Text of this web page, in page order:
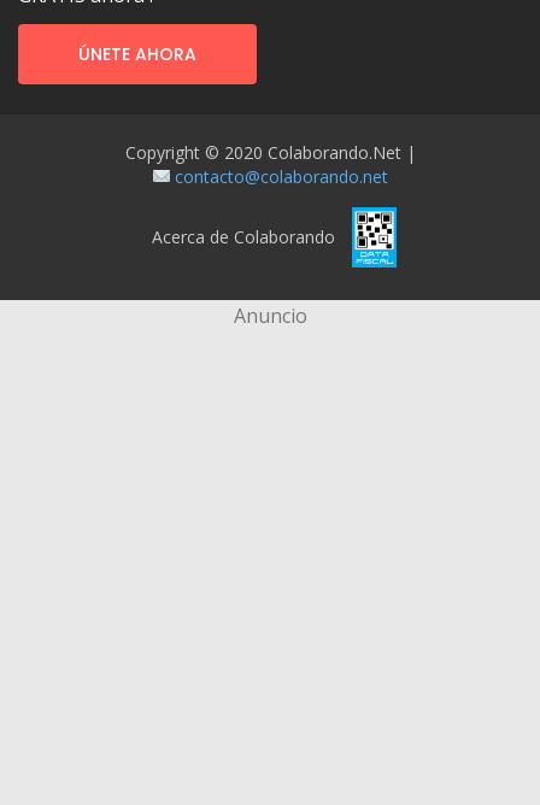
ÚNETE AHORA
Copyright © 2020 Colaborando.net |
contacto@colaborando.net
Acerca de Colaborando
Anuncio